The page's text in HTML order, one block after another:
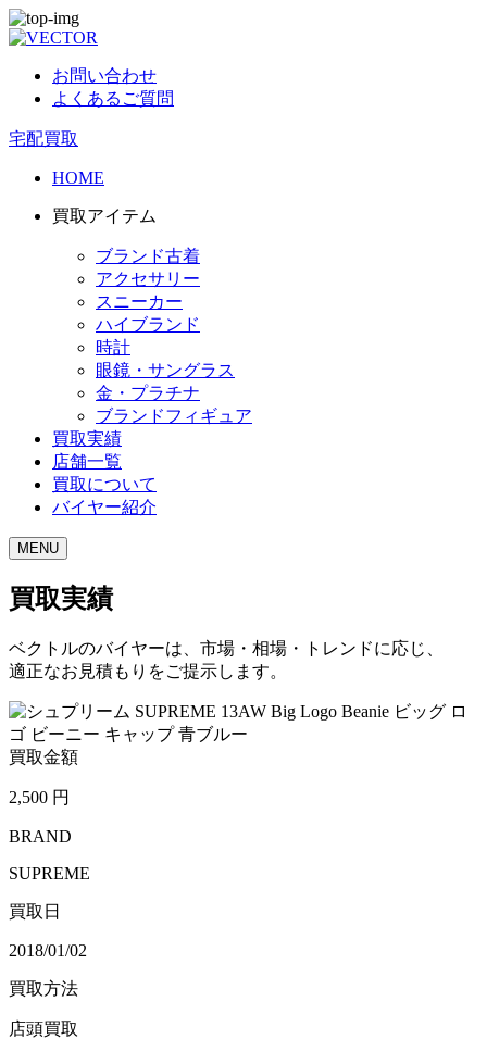
お問い合わせ
よくあるご質問
宅配買取
HOME
買取アイテム
ブランド古着
アクセサリー
スニーカー
ハイブランド
時計
眼鏡・サングラス
金・プラチナ
ブランドフィギュア
買取実績
店舗一覧
買取について
バイヤー紹介
MENU
買取実績
ベクトルのバイヤーは、市場・相場・トレンドに応じ、
適正なお見積もりをご提示します。
買取金額
2,500 円
BRAND
SUPREME
買取日
2018/01/02
買取方法
店頭買取